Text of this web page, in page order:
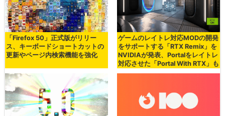
「Firefox 50」正式版がリリー
ス、キーボードショートカットの
更新やページ内検索機能を強化
ゲームのレイトレ対応MODの開発
をサポートする「RTX Remix」を
NVIDIAが発表、Portalをレイトレ
対応させた「Portal With RTX」も